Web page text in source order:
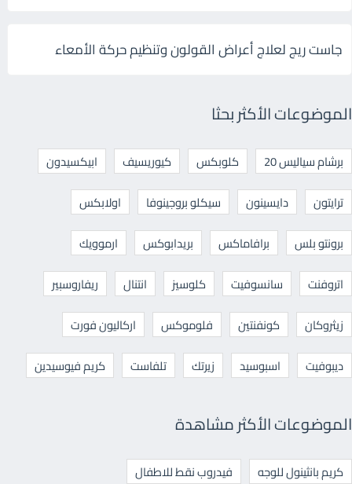
جاست ريج لعلاج أعراض القولون وتنظيم حركة الأمعاء
الموضوعات الأكثر بحثا
برشام سياليس 20 كلوبكس كيوريسيف
ابيكسيدون
ترايتون
دايسينون سيكلو بروجينوفا
اولابكس
برونتو بلس
برافاماكس بريدابوكس
ارموويك
اتروفنت
سانسوفيت كلوسيز انتنال
ريفاروسبير
زيثروكان
كونفنتين فلوموكس
اركاليون فورت
ديبوفيت
اسبوسيد زيرتك تلفاست كريم فيوسيدين
الموضوعات الأكثر مشاهدة
كريم بانثينول للوجه فيدروب نقط للاطفال